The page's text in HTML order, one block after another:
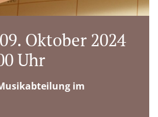
Oktober 2024
Uhr
im